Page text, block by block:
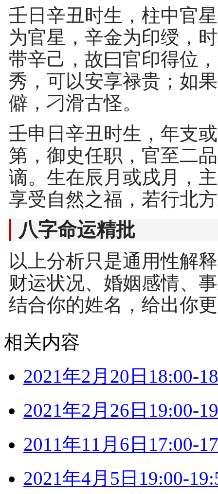
壬日辛丑时生，柱中官
为官星，辛金为印绶，
带辛己，故曰官印得位
秀，可以安享禄贵；如
僻，刁滑古怪。
壬申日辛丑时生，年支
第，御史任职，官至二
谪。生在辰月或戌月，
享受自然之福，若行北
八字命运精批
以上分析只是通用性解
财运状况、婚姻感情、
结合你的姓名，给出你
相关内容
2021年2月20日18:00-
2021年2月26日19:00-
2011年11月6日17:00-
2021年4月5日19:00-